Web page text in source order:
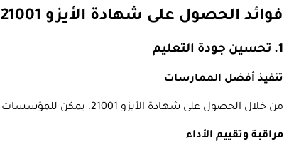
فوائد الحصول على شهادة الأيزو 21001
1. تحسين جودة التعليم
تنفيذ أفضل الممارسات
من خلال الحصول على شهادة الأيزو 21001، يمكن للمؤسسات التعليمية تبني أفضل الممارسات العالمية في إدارة الجودة، مما يؤدي إلى تحسين جودة التعليم والخدمات التعليمية.
مراقبة وتقييم الأداء